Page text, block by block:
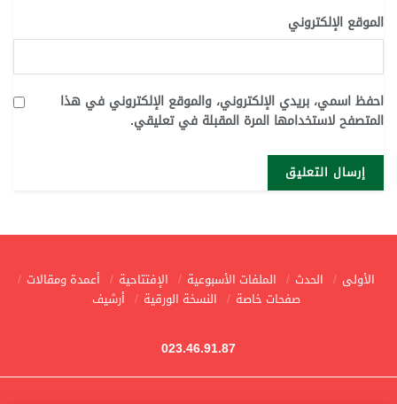
الموقع الإلكتروني
احفظ اسمي، بريدي الإلكتروني، والموقع الإلكتروني في هذا
المتصفح لاستخدامها المرة المقبلة في تعليقي.
الأولى الحدث الملفات الأسبوعية الإفتتاحية
أعمدة ومقالات
صفحات خاصة
النسخة الورقية أرشيف
023.46.91.87